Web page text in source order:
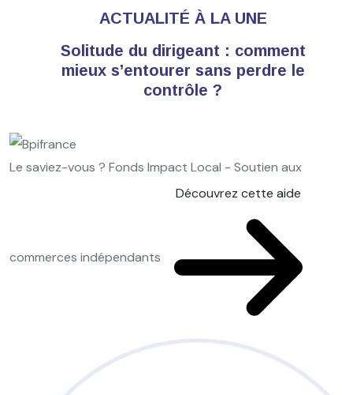
ACTUALITÉ À LA UNE
Solitude du dirigeant : comment
mieux s’entourer sans perdre le
contrôle ?
Le saviez-vous ? Fonds Impact Local - Soutien aux
commerces indépendants
Découvrez cette aide